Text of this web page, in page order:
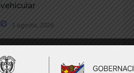
vehicular
3 agosto, 2026